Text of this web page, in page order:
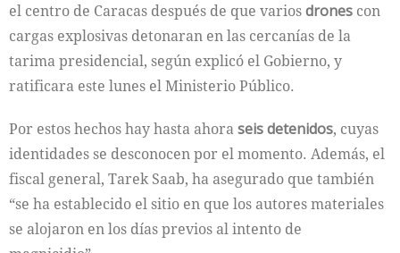
el centro de Caracas después de que variosdrones con
cargas explosivas detonaran en las cercanías de la
tarima presidencial, según explicó el Gobierno, y
ratificara este lunes el Ministerio Público.
Por estos hechos hay hasta ahoraseis detenidos, cuyas
identidades se desconocen por el momento. Además, el
fiscal general, Tarek Saab, ha asegurado que también
“se ha establecido el sitio en que los autores materiales
se alojaron en los días previos al intento de